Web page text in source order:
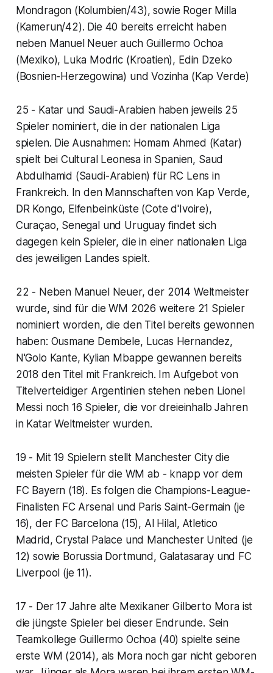
Mondragon (Kolumbien/43), sowie Roger Milla
(Kamerun/42). Die 40 bereits erreicht haben
neben Manuel Neuer auch Guillermo Ochoa
(Mexiko), Luka Modric (Kroatien), Edin Dzeko
(Bosnien-Herzegowina) und Vozinha (Kap Verde)
25 - Katar und Saudi-Arabien haben jeweils 25
Spieler nominiert, die in der nationalen Liga
spielen. Die Ausnahmen: Homam Ahmed (Katar)
spielt bei Cultural Leonesa in Spanien, Saud
Abdulhamid (Saudi-Arabien) für RC Lens in
Frankreich. In den Mannschaften von Kap Verde,
DR Kongo, Elfenbeinküste (Cote d'Ivoire),
Curaçao, Senegal und Uruguay findet sich
dagegen kein Spieler, die in einer nationalen Liga
des jeweiligen Landes spielt.
22 - Neben Manuel Neuer, der 2014 Weltmeister
wurde, sind für die WM 2026 weitere 21 Spieler
nominiert worden, die den Titel bereits gewonnen
haben: Ousmane Dembele, Lucas Hernandez,
N'Golo Kante, Kylian Mbappe gewannen bereits
2018 den Titel mit Frankreich. Im Aufgebot von
Titelverteidiger Argentinien stehen neben Lionel
Messi noch 16 Spieler, die vor dreieinhalb Jahren
in Katar Weltmeister wurden.
19 - Mit 19 Spielern stellt Manchester City die
meisten Spieler für die WM ab - knapp vor dem
FC Bayern (18). Es folgen die Champions-League-
Finalisten FC Arsenal und Paris Saint-Germain (je
16), der FC Barcelona (15), Al Hilal, Atletico
Madrid, Crystal Palace und Manchester United (je
12) sowie Borussia Dortmund, Galatasaray und FC
Liverpool (je 11).
17 - Der 17 Jahre alte Mexikaner Gilberto Mora ist
die jüngste Spieler bei dieser Endrunde. Sein
Teamkollege Guillermo Ochoa (40) spielte seine
erste WM (2014), als Mora noch gar nicht geboren